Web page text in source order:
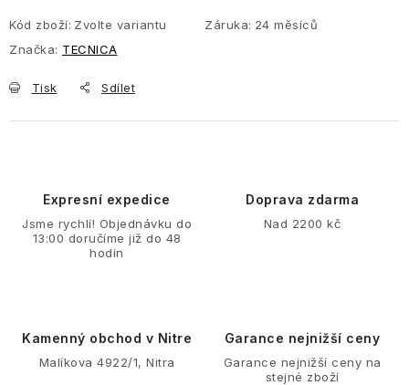
Kód zboží: Zvolte variantu Záruka: 24 měsíců
Značka: TECNICA
Tisk Sdílet
Expresní expedice
Jsme rychlí! Objednávku do
13:00 doručíme již do 48
hodin
Doprava zdarma
Nad 2200 kč
Kamenný obchod v Nitre
Malíkova 4922/1, Nitra
Garance nejnižší ceny
Garance nejnižší ceny na
stejné zboží